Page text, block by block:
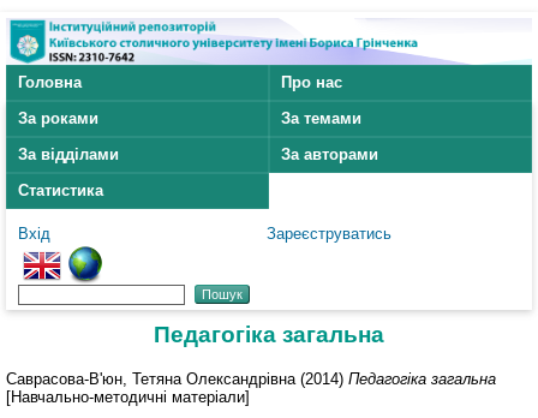
Головна
Про нас
За роками
За темами
За відділами
За авторами
Статистика
Вхід Зареєструватись
Педагогіка загальна
Саврасова-В'юн, Тетяна Олександрівна (2014) Педагогіка загальна
[Навчально-методичні матеріали]